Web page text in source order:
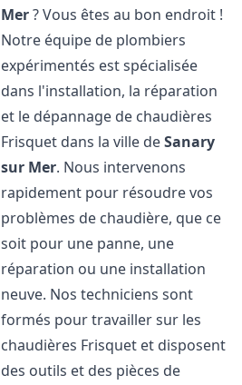
Mer? Vous êtes au bon endroit !
Notre équipe de plombiers
expérimentés est spécialisée
dans l'installation, la réparation
et le dépannage de chaudières
Frisquet dans la ville deSanary
sur Mer. Nous intervenons
rapidement pour résoudre vos
problèmes de chaudière, que ce
soit pour une panne, une
réparation ou une installation
neuve. Nos techniciens sont
formés pour travailler sur les
chaudières Frisquet et disposent
des outils et des pièces de